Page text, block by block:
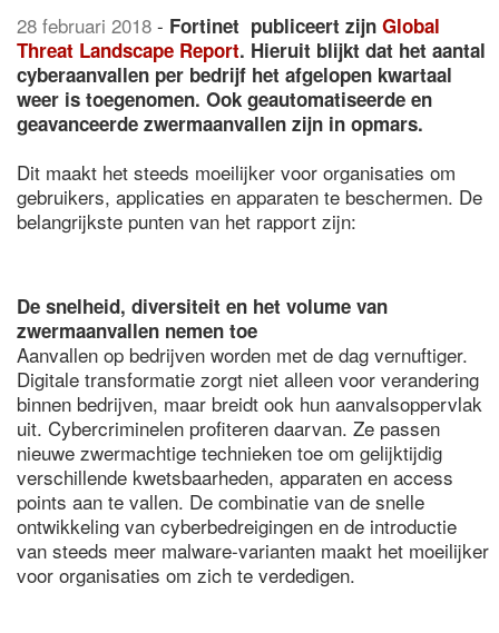
28 februari 2018 - Fortinet publiceert zijn Global
Threat Landscape Report. Hieruit blijkt dat het aantal
cyberaanvallen per bedrijf het afgelopen kwartaal
weer is toegenomen. Ook geautomatiseerde en
geavanceerde zwermaanvallen zijn in opmars.
Dit maakt het steeds moeilijker voor organisaties om
gebruikers, applicaties en apparaten te beschermen. De
belangrijkste punten van het rapport zijn:
De snelheid, diversiteit en het volume van
zwermaanvallen nemen toe
Aanvallen op bedrijven worden met de dag vernuftiger.
Digitale transformatie zorgt niet alleen voor verandering
binnen bedrijven, maar breidt ook hun aanvalsoppervlak
uit. Cybercriminelen profiteren daarvan. Ze passen
nieuwe zwermachtige technieken toe om gelijktijdig
verschillende kwetsbaarheden, apparaten en access
points aan te vallen. De combinatie van de snelle
ontwikkeling van cyberbedreigingen en de introductie
van steeds meer malware-varianten maakt het moeilijker
voor organisaties om zich te verdedigen.